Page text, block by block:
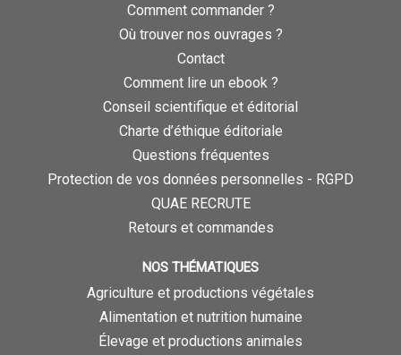
Comment commander ?
Où trouver nos ouvrages ?
Contact
Comment lire un ebook ?
Conseil scientifique et éditorial
Charte d’éthique éditoriale
Questions fréquentes
Protection de vos données personnelles - RGPD
QUAE RECRUTE
Retours et commandes
NOS THÉMATIQUES
Agriculture et productions végétales
Alimentation et nutrition humaine
Élevage et productions animales